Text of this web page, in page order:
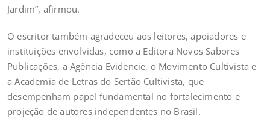
Jardim”, afirmou.
O escritor também agradeceu aos leitores, apoiadores e
instituições envolvidas, como a Editora Novos Sabores
Publicações, a Agência Evidencie, o Movimento Cultivista e
a Academia de Letras do Sertão Cultivista, que
desempenham papel fundamental no fortalecimento e
projeção de autores independentes no Brasil.